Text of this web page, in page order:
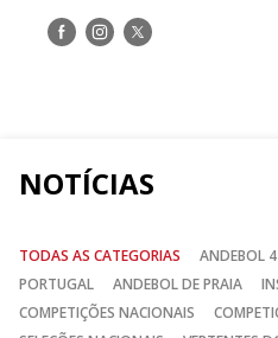
Siga-Siga-Siga-
NOTÍCIAS
TODAS AS CATEGORIAS ANDEBOL 4
PORTUGAL
ANDEBOL DE PRAIA
COMPETIÇÕES NACIONAIS